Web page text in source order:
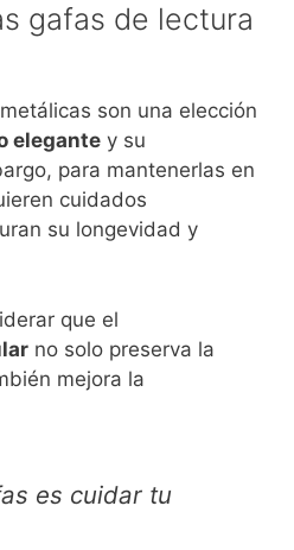
gafas de lectura
son una elección
elegante y su
para mantenerlas en
cuidados
su longevidad y
que el
no solo preserva la
mejora la
es cuidar tu